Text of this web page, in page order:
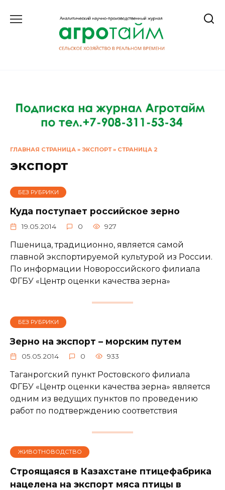
ГЛАВНАЯ СТРАНИЦА » ЭКСПОРТ» СТРАНИЦА 2
экспорт
БЕЗ РУБРИКИ
Куда поступает российское зерно
19.05.2014 0 927
Пшеница, традиционно, является самой
главной экспортируемой культурой из России.
По информации Новороссийского филиала
ФГБУ «Центр оценки качества зерна»
БЕЗ РУБРИКИ
Зерно на экспорт – морским путем
05.05.2014 0 933
Таганрогский пункт Ростовского филиала
ФГБУ «Центр оценки качества зерна» является
одним из ведущих пунктов по проведению
работ по подтверждению соответствия
ЖИВОТНОВОДСТВО
Строящаяся в Казахстане птицефабрика
нацелена на экспорт мяса птицы в